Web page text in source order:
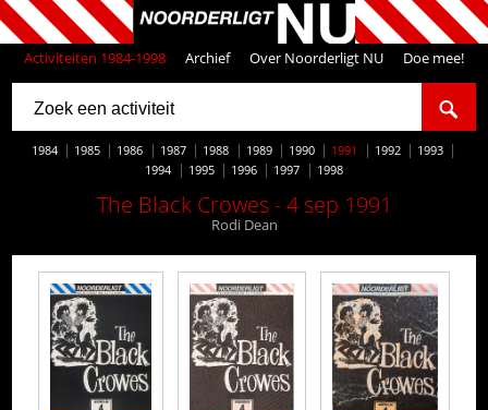
Activiteiten 1984-1998 Archief Over Noorderligt NU Doe mee!
1984 1985 1986 1987 1988 1989 1990 1991 1992
1993
1994
1995 1996 1997 1998
The Black Crowes - 4 sep 1991
Rodi Dean